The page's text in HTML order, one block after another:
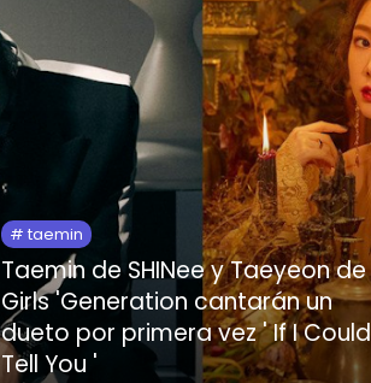
taemin
Taemin de SHINee y Taeyeon de
Girls 'Generation cantarán un
dueto por primera vez ' If I Could
Tell You '